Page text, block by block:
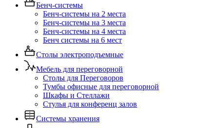
Бенч-системы
Бенч-системы на 2 места
Бенч-системы на 3 места
Бенч-системы на 4 места
Бенч системы на 6 мест
Столы электроподъемные
Мебель для переговорной
Столы для Переговоров
Тумбы офисные для переговорной
Шкафы и Стеллажи
Стулья для конференц залов
Системы хранения